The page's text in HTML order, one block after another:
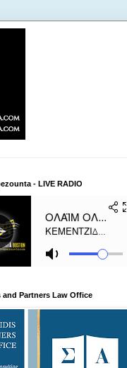
- LIVE RADIO
and Partners Law Office